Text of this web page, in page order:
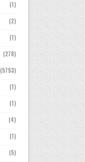
(1)
(2)
(1)
(278)
(5753)
(1)
(1)
(4)
(1)
(5)